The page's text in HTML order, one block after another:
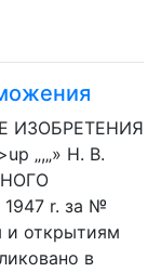
ИЗОБРЕТЕНИЯ
„,„» H. В.
r. за №
и открытиям
в